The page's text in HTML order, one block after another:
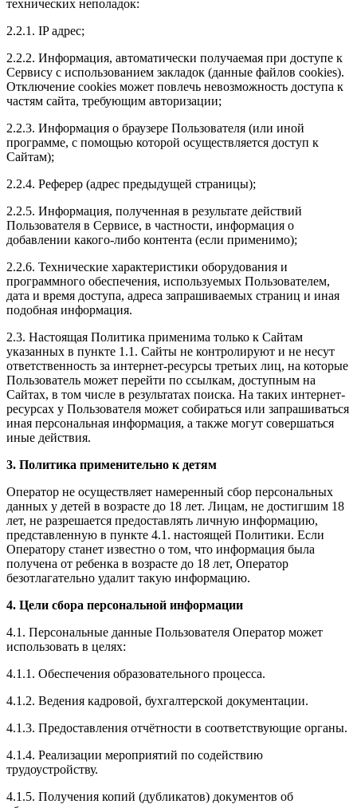
технических неполадок:
2.2.1. IP адрес;
2.2.2. Информация, автоматически получаемая при доступе к
Сервису с использованием закладок (данные файлов cookies).
Отключение cookies может повлечь невозможность доступа к
частям сайта, требующим авторизации;
2.2.3. Информация о браузере Пользователя (или иной
программе, с помощью которой осуществляется доступ к
Сайтам);
2.2.4. Реферер (адрес предыдущей страницы);
2.2.5. Информация, полученная в результате действий
Пользователя в Сервисе, в частности, информация о
добавлении какого-либо контента (если применимо);
2.2.6. Технические характеристики оборудования и
программного обеспечения, используемых Пользователем,
дата и время доступа, адреса запрашиваемых страниц и иная
подобная информация.
2.3. Настоящая Политика применима только к Сайтам
указанных в пункте 1.1. Сайты не контролируют и не несут
ответственность за интернет-ресурсы третьих лиц, на которые
Пользователь может перейти по ссылкам, доступным на
Сайтах, в том числе в результатах поиска. На таких интернет-
ресурсах у Пользователя может собираться или запрашиваться
иная персональная информация, а также могут совершаться
иные действия.
3. Политика применительно к детям
Оператор не осуществляет намеренный сбор персональных
данных у детей в возрасте до 18 лет. Лицам, не достигшим 18
лет, не разрешается предоставлять личную информацию,
представленную в пункте 4.1. настоящей Политики. Если
Оператору станет известно о том, что информация была
получена от ребенка в возрасте до 18 лет, Оператор
безотлагательно удалит такую информацию.
4. Цели сбора персональной информации
4.1. Персональные данные Пользователя Оператор может
использовать в целях:
4.1.1. Обеспечения образовательного процесса.
4.1.2. Ведения кадровой, бухгалтерской документации.
4.1.3. Предоставления отчётности в соответствующие органы.
4.1.4. Реализации мероприятий по содействию
трудоустройству.
4.1.5. Получения копий (дубликатов) документов об